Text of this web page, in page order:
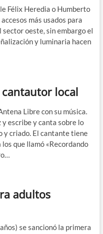
Félix Heredia o Humberto
más usados para
sector oeste, sin embargo el
y luminaria hacen
local
Libre con su música.
y escribe y canta sobre lo
y criado. El cantante tiene
que llamó «Recordando
adultos
se sancionó la primera